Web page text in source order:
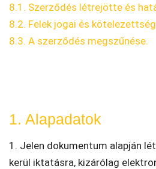
8.1. Szerződés létrejötte és
8.2. Felek jogai és
8.3. A szerződés megszűnése.
1. Alapadatok
1. Jelen dokumentum alapján
kerül iktatásra, kizárólag